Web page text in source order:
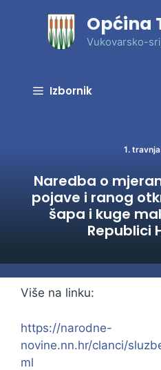
Općina
Vukovarsko-
Izbornik
1.
Naredba o
pojave i ranog
šapa i kuge
Republici
Više na linku:
https://narodne-
novine.nn.hr/clanci/
ml